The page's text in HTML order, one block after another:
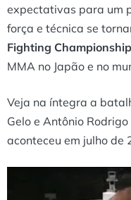
expectativas para um
força e técnica se
Fighting
MMA no Japão e no
Veja na íntegra a
Gelo e Antônio
aconteceu em julho de